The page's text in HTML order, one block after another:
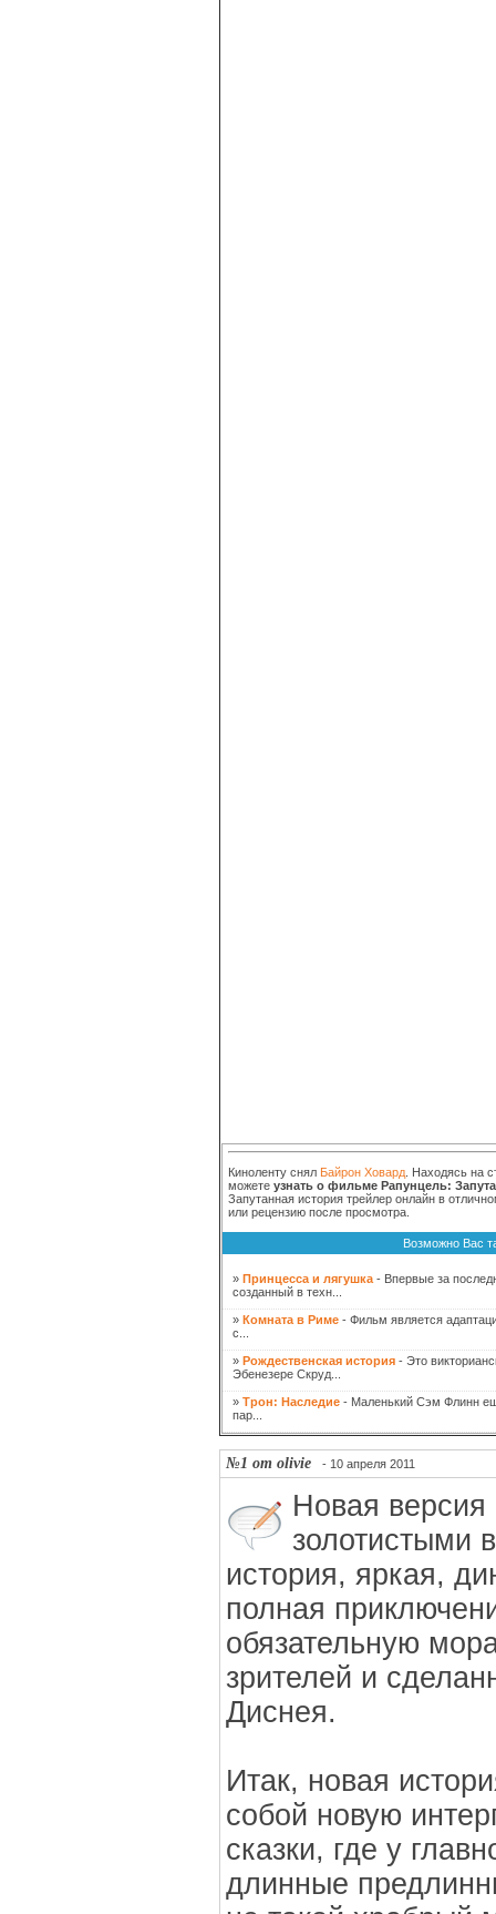
Киноленту снял Байрон Ховард . Находясь на
можете узнать о фильме Рапунцель:
Запутанная история трейлер онлайн в
или рецензию после просмотра.
Возможно Вас
» Принцесса и лягушка - Впервые за
созданный в техн...
» Комната в Риме - Фильм является
с...
» Рождественская история - Это
Эбенезере Скруд...
» Трон: Наследие - Маленький Сэм Флинн
пар...
№1 от olivie - 10 апреля 2011
Новая
золотистыми
история, яркая,
полная
обязательную
зрителей и
Диснея.
Итак, новая
собой новую
сказки, где у
длинные